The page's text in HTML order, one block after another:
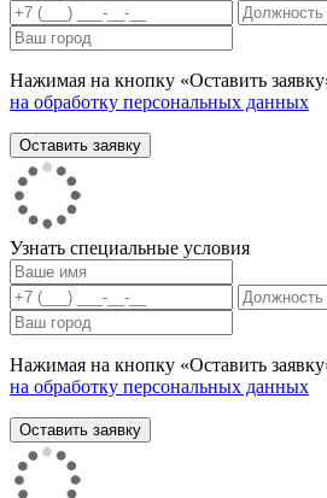
Нажимая на кнопку «Оставить
на обработку персональных данных
Узнать специальные условия
Нажимая на кнопку «Оставить
на обработку персональных данных